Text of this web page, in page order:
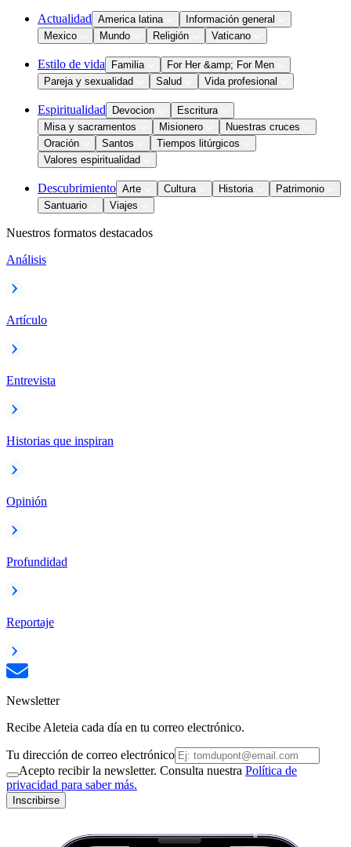
Actualidad America latina
Información general
Mexico
Mundo Religión Vaticano
Estilo de vida Familia
For Her &amp; For Men
Pareja y sexualidad
Salud Vida profesional
Espiritualidad Devocion
Escritura
Misa y sacramentos
Misionero
Nuestras cruces
Oración
Santos
Tiempos litúrgicos
Valores espiritualidad
Descubrimiento Arte Cultura Historia
Patrimonio
Santuario
Viajes
Nuestros formatos destacados
Análisis
Artículo
Entrevista
Historias que inspiran
Opinión
Profundidad
Reportaje
Newsletter
Recibe Aleteia cada día en tu correo electrónico.
Tu dirección de correo electrónico
Acepto recibir la newsletter. Consulta nuestra Política de
privacidad para saber más.
Inscribirse